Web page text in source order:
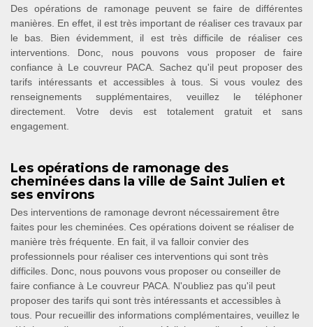
Des opérations de ramonage peuvent se faire de différentes
manières. En effet, il est très important de réaliser ces travaux par
le bas. Bien évidemment, il est très difficile de réaliser ces
interventions. Donc, nous pouvons vous proposer de faire
confiance à Le couvreur PACA. Sachez qu'il peut proposer des
tarifs intéressants et accessibles à tous. Si vous voulez des
renseignements supplémentaires, veuillez le téléphoner
directement. Votre devis est totalement gratuit et sans
engagement.
Les opérations de ramonage des
cheminées dans la ville de Saint Julien et
ses environs
Des interventions de ramonage devront nécessairement être
faites pour les cheminées. Ces opérations doivent se réaliser de
manière très fréquente. En fait, il va falloir convier des
professionnels pour réaliser ces interventions qui sont très
difficiles. Donc, nous pouvons vous proposer ou conseiller de
faire confiance à Le couvreur PACA. N'oubliez pas qu'il peut
proposer des tarifs qui sont très intéressants et accessibles à
tous. Pour recueillir des informations complémentaires, veuillez le